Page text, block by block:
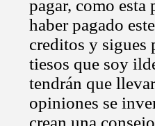
pagar, como esta
haber pagado
creditos y sigues
tiesos que soy
tendrán que
opiniones se
crean una